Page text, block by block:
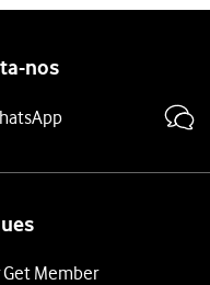
nos
Member